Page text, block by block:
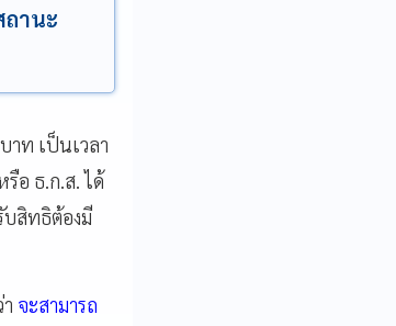
ถานะ
าท เป็นเวลา
อ ธ.ก.ส. ได้
บสิทธิต้องมี
จะสามารถ